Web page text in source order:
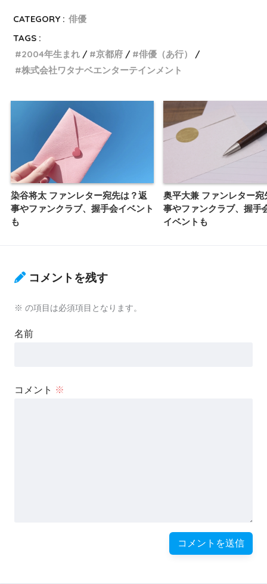
CATEGORY : 俳優
TAGS :
2004年生まれ
京都府
俳優（あ行）
株式会社ワタナベエンターテインメント
染谷将太 ファンレター宛先は？返
事やファンクラブ、握手会イベント
も
奥平大兼 ファンレター宛
事やファンクラブ、握手
イベントも
コメントを残す
※ の項目は必須項目となります。
名前
コメント ※